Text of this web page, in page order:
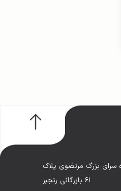
سرای بزرگ مرتضوی پلاک
۶۱ بازرگانی رنجبر